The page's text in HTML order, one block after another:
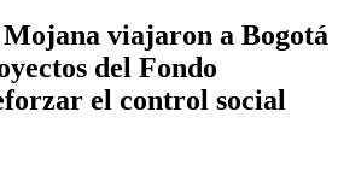
Mojana viajaron a Bogotá
del Fondo
el control social